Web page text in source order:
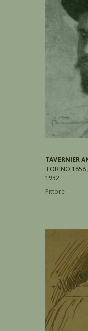
TAVERNIER
TORINO 1858
1932
Pittore